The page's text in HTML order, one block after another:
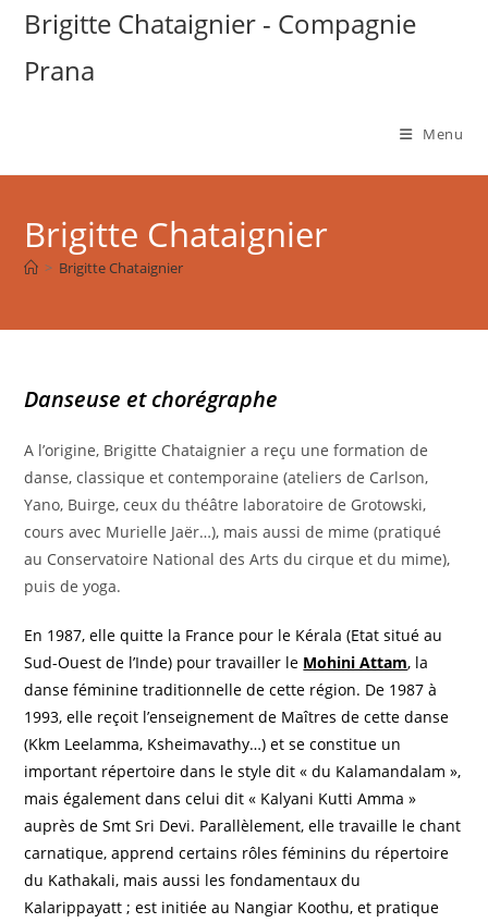
content
Brigitte Chataignier - Compagnie
Prana
Menu
Brigitte Chataignier
> Brigitte Chataignier
Danseuse et chorégraphe
A l’origine, Brigitte Chataignier a reçu une formation de
danse, classique et contemporaine (ateliers de Carlson,
Yano, Buirge, ceux du théâtre laboratoire de Grotowski,
cours avec Murielle Jaër…), mais aussi de mime (pratiqué
au Conservatoire National des Arts du cirque et du mime),
puis de yoga.
En 1987, elle quitte la France pour le Kérala (Etat situé au
Sud-Ouest de l’Inde) pour travailler le Mohini Attam, la
danse féminine traditionnelle de cette région. De 1987 à
1993, elle reçoit l’enseignement de Maîtres de cette danse
(Kkm Leelamma, Ksheimavathy…) et se constitue un
important répertoire dans le style dit « du Kalamandalam »,
mais également dans celui dit « Kalyani Kutti Amma »
auprès de Smt Sri Devi. Parallèlement, elle travaille le chant
carnatique, apprend certains rôles féminins du répertoire
du Kathakali, mais aussi les fondamentaux du
Kalarippayatt ; est initiée au Nangiar Koothu, et pratique